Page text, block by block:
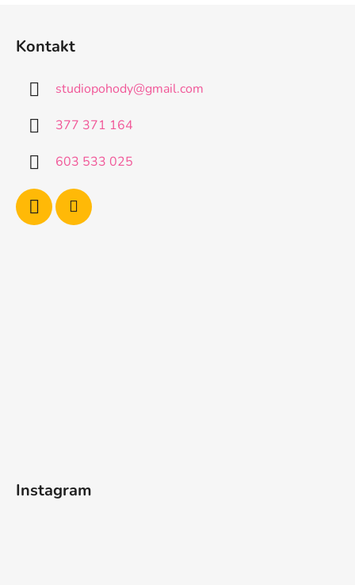
Kontakt
studiopohody@gmail.com
377 371 164
603 533 025
Instagram